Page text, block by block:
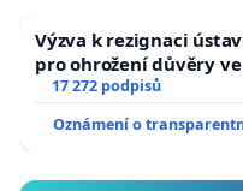
Výzva k rezignaci
pro ohrožení důvěry
17 272 podpisů
Oznámení o